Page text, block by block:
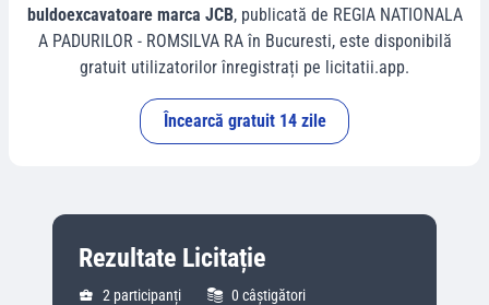
buldoexcavatoare marca JCB, publicată de REGIA NATIONALA
A PADURILOR - ROMSILVA RAîn Bucuresti, este disponibilă
gratuit utilizatorilor înregistrați pe licitatii.app.
Încearcă gratuit 14 zile
Rezultate Licitație
2 participanți 0câștigători